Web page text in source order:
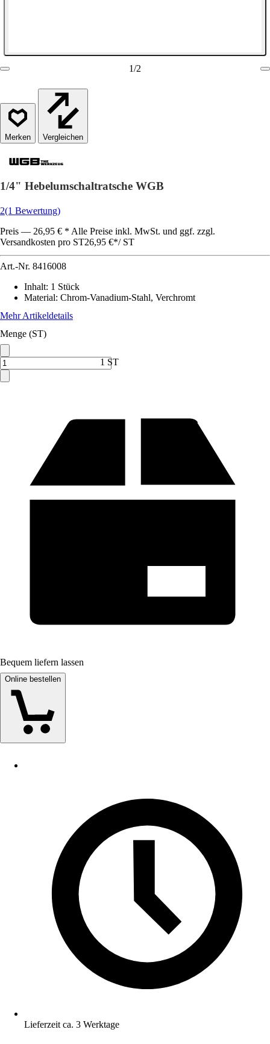
1/2
Vergleichen
1/4" Hebelumschaltratsche WGB
2(1 Bewertung)
Preis — 26,95 € * Alle Preise inkl. MwSt. und ggf. zzgl.
Versandkosten pro ST26,95 €*/ ST
Art.-Nr. 8416008
Inhalt: 1 Stück
Material: Chrom-Vanadium-Stahl, Verchromt
Mehr Artikeldetails
Menge (ST)
1 ST
Bequem liefern lassen
Online bestellen
Lieferzeit ca. 3 Werktage